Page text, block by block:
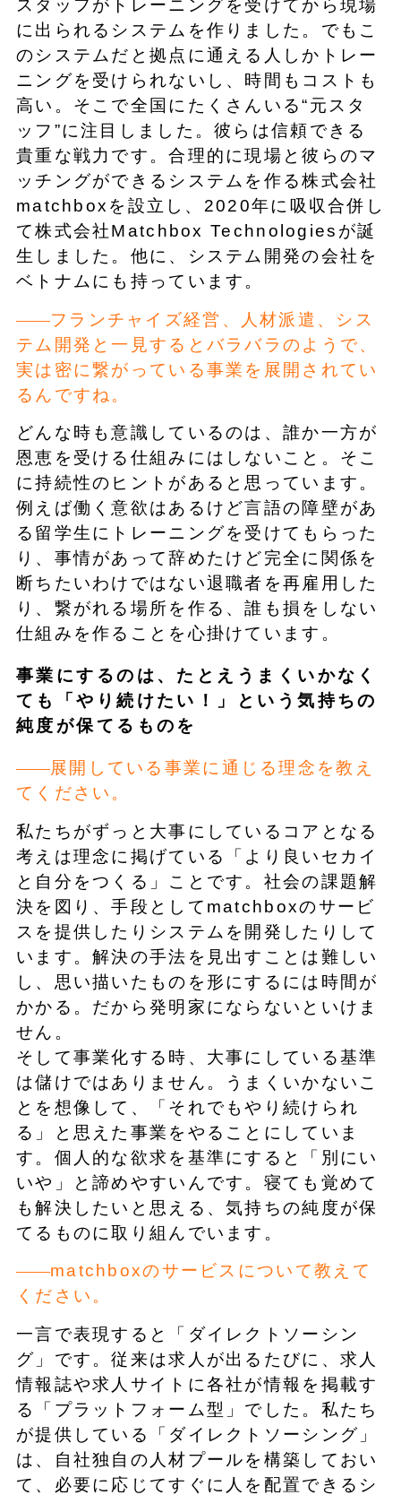
スタッフがトレーニングを受けてから現場
に出られるシステムを作りました。でもこ
のシステムだと拠点に通える人しかトレー
ニングを受けられないし、時間もコストも
高い。そこで全国にたくさんいる“元スタ
ッフ”に注目しました。彼らは信頼できる
貴重な戦力です。合理的に現場と彼らのマ
ッチングができるシステムを作る株式会社
matchboxを設立し、2020年に吸収合併し
て株式会社Matchbox Technologiesが誕
生しました。他に、システム開発の会社を
ベトナムにも持っています。
フランチャイズ経営、人材派遣、シス
テム開発と一見するとバラバラのようで、
実は密に繋がっている事業を展開されてい
るんですね。
どんな時も意識しているのは、誰か一方が
恩恵を受ける仕組みにはしないこと。そこ
に持続性のヒントがあると思っています。
例えば働く意欲はあるけど言語の障壁があ
る留学生にトレーニングを受けてもらった
り、事情があって辞めたけど完全に関係を
断ちたいわけではない退職者を再雇用した
り、繋がれる場所を作る、誰も損をしない
仕組みを作ることを心掛けています。
事業にするのは、たとえうまくいかなく
ても「やり続けたい！」という気持ちの
純度が保てるものを
展開している事業に通じる理念を教え
てください。
私たちがずっと大事にしているコアとなる
考えは理念に掲げている「より良いセカイ
と自分をつくる」ことです。社会の課題解
決を図り、手段としてmatchboxのサービ
スを提供したりシステムを開発したりして
います。解決の手法を見出すことは難しい
し、思い描いたものを形にするには時間が
かかる。だから発明家にならないといけま
せん。
そして事業化する時、大事にしている基準
は儲けではありません。うまくいかないこ
とを想像して、「それでもやり続けられ
る」と思えた事業をやることにしていま
す。個人的な欲求を基準にすると「別にい
いや」と諦めやすいんです。寝ても覚めて
も解決したいと思える、気持ちの純度が保
てるものに取り組んでいます。
matchboxのサービスについて教えて
ください。
一言で表現すると「ダイレクトソーシン
グ」です。従来は求人が出るたびに、求人
情報誌や求人サイトに各社が情報を掲載す
る「プラットフォーム型」でした。私たち
が提供している「ダイレクトソーシング」
は、自社独自の人材プールを構築しておい
て、必要に応じてすぐに人を配置できるシ